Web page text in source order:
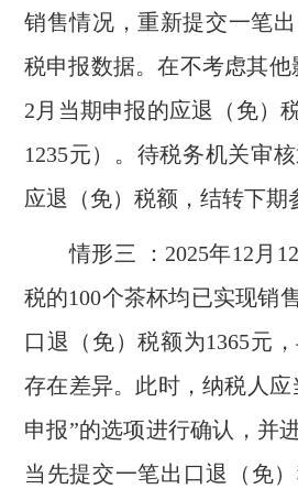
销售情况，重新提交一笔
税申报数据。在不考虑其
2月当期申报的应退（免）
1235元）。待税务机关审
应退（免）税额，结转下
情形三 ：2025年12月12
税的100个茶杯均已实现销
口退（免）税额为1365元
存在差异。此时，纳税人
申报”的选项进行确认，并
当先提交一笔出口退（免